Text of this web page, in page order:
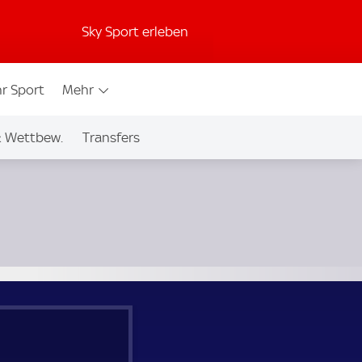
Sky Sport erleben
Sport Mehr
Wettbew. Transfers